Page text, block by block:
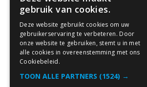
gebruik van cookies.
Deze website gebruikt cookies om uw
gebruikerservaring te verbeteren. Door
onze website te gebruiken, stemt u in met
alle cookies in overeenstemming met ons
Cookiebeleid.
TOON ALLE PARTNERS (1524) →